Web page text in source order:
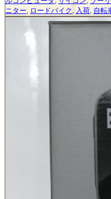
フ
ァ
入
タ
イ
19
ニ
ア
GPS
日:
ゴ
リ
ー
ニター
ロードバイク 入荷 自転